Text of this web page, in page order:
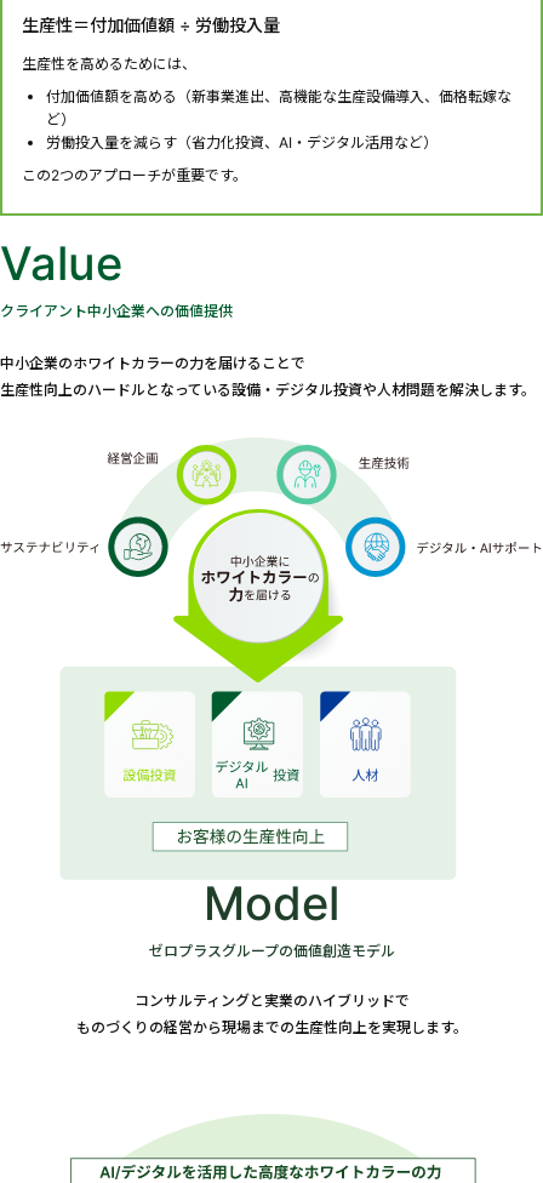
生産性＝付加価値額 ÷ 労働投入量
生産性を高めるためには、
付加価値額を高める（新事業進出、高機能な生産設備導入、価格転嫁な
ど）
労働投入量を減らす（省力化投資、AI・デジタル活用など）
この2つのアプローチが重要です。
Value
クライアント中小企業への価値提供
中小企業のホワイトカラーの力を届けることで
生産性向上のハードルとなっている設備・デジタル投資や人材問題を解決します。
Model
ゼロプラスグループの価値創造モデル
コンサルティングと実業のハイブリッドで
ものづくりの経営から現場までの生産性向上を実現します。